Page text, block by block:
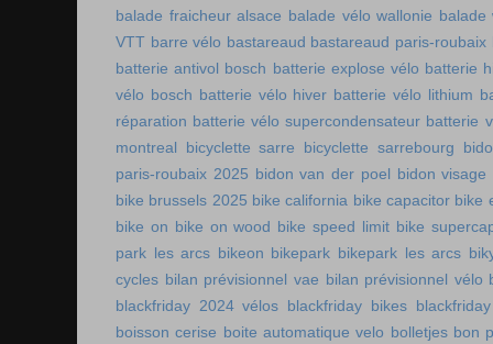
balade fraicheur alsace balade vélo wallonie balade
VTT barre vélo bastareaud bastareaud paris-roubaix
batterie antivol bosch batterie explose vélo batterie
vélo bosch batterie vélo hiver batterie vélo lithium
réparation batterie vélo supercondensateur batterie
montreal
bicyclette sarre bicyclette sarrebourg
paris-roubaix 2025 bidon van der poel bidon visage
bike brussels 2025 bike california bike capacitor bike
bike on bike on wood bike speed limit bike
park les arcs bikeon bikepark bikepark les arcs
cycles bilan prévisionnel vae bilan prévisionnel vélo
blackfriday 2024 vélos blackfriday bikes
boisson cerise boite automatique velo bolletjes bon